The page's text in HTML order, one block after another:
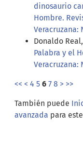
dinosaurio
Hombre.
Veracruzana:
Donaldo Real,
Palabra y el
Veracruzana:
<< < 4 5 6 7 8 > >>
También puede
avanzada para